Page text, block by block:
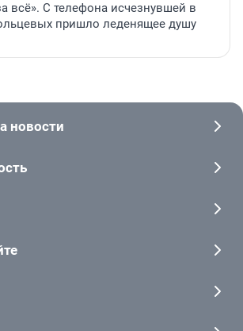
всё». С телефона исчезнувшей в
пришло леденящее душу
новости